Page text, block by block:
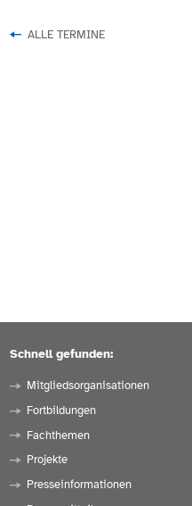
ALLE TERMINE
Schnell gefunden:
Mitgliedsorganisationen
Fortbildungen
Fachthemen
Projekte
Presseinformationen